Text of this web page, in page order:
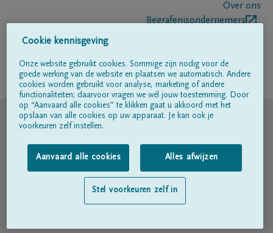
Over ons
Begrafenisondernemers
Volg ons op
© DELA
Gebruiksvoorwaarden
Privacyverklaring
Toegankelijkheidsverklaring
Cookie kennisgeving
Onze website gebruikt cookies. Sommige zijn nodig voor de
goede werking van de website en plaatsen we automatisch. Andere
cookies worden gebruikt voor analyse, marketing of andere
functionaliteiten; daarvoor vragen we wél jouw toestemming. Door
op “Aanvaard alle cookies” te klikken gaat u akkoord met het
opslaan van alle cookies op uw apparaat. Je kan ook je
voorkeuren zelf instellen.
Aanvaard alle cookies Alles afwijzen
Stel voorkeuren zelf in